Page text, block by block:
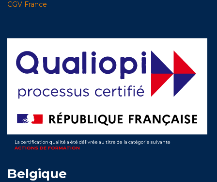
CGV France
La certification qualité a été délivrée au titre de la catégorie suivante
ACTIONS DE FORMATION
Belgique